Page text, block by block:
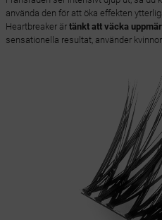
använda den för att öka effekten
Heartbreaker är tänkt att väcka
sensationella resultat, använder